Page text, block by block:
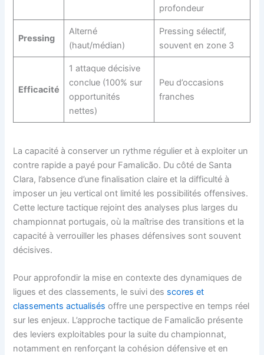
profondeur
Pressing
Alterné
(haut/médian)
Pressing sélectif,
souvent en zone 3
Efficacité
1 attaque décisive
conclue (100% sur
opportunités
nettes)
Peu d’occasions
franches
La capacité à conserver un rythme régulier et à exploiter un
contre rapide a payé pour Famalicão. Du côté de Santa
Clara, l’absence d’une finalisation claire et la difficulté à
imposer un jeu vertical ont limité les possibilités offensives.
Cette lecture tactique rejoint des analyses plus larges du
championnat portugais, où la maîtrise des transitions et la
capacité à verrouiller les phases défensives sont souvent
décisives.
Pour approfondir la mise en contexte des dynamiques de
ligues et des classements, le suivi des scores et
classements actualisés offre une perspective en temps réel
sur les enjeux. L’approche tactique de Famalicão présente
des leviers exploitables pour la suite du championnat,
notamment en renforçant la cohésion défensive et en